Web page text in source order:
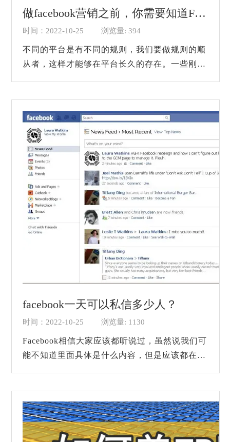
做facebook营销之前，你需要知道Facebook的规则！
时间：2022-10-25 浏览量: 394
不同的平台是有不同的规则，我们要做规则的顺
从者，这样才能够在平台长久的存在。一些刚入
facebook一天可以私信多少人？
时间：2022-10-25 浏览量: 1130
Facebook相信大家应该都听说过，虽然说我们可
能不知道里面具体是什么内容，但是应该都在百